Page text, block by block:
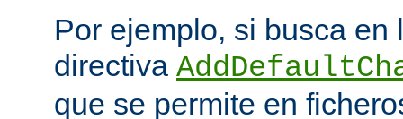
Por ejemplo, si busca en
directiva
que se permite en